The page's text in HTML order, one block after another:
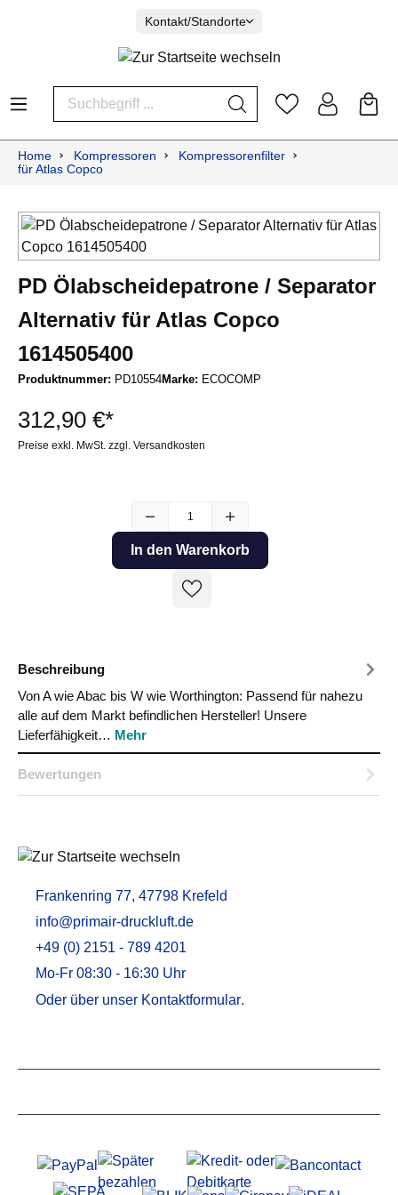
Kontakt/Standorte
Home Kompressoren
Kompressorenfilter
für Atlas Copco
PD Ölabscheidepatrone / Separator
Alternativ für Atlas Copco
1614505400
Produktnummer: PD10554Marke: ECOCOMP
312,90 €*
Preise exkl. MwSt. zzgl. Versandkosten
In den Warenkorb
Beschreibung
Von A wie Abac bis W wie Worthington: Passend für nahezu
alle auf dem Markt befindlichen Hersteller! Unsere
Lieferfähigkeit… Mehr
Bewertungen
Frankenring 77, 47798 Krefeld
info@primair-druckluft.de
+49 (0) 2151 - 789 4201
Mo-Fr 08:30 - 16:30 Uhr
Oder über unser Kontaktformular.